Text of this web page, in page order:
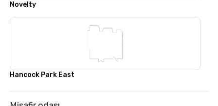
Novelty
Hancock Park East